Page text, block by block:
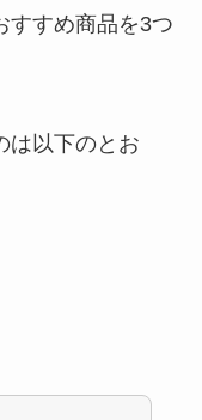
すすめ商品を3つ
は以下のとお